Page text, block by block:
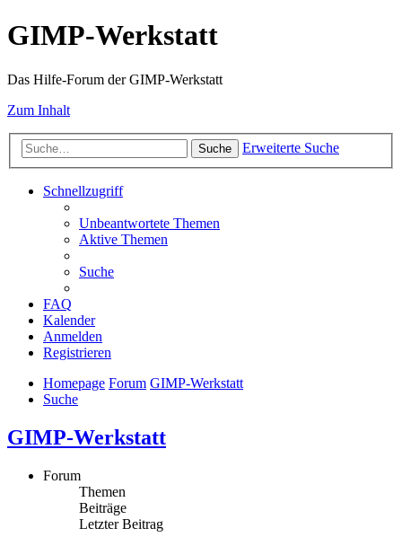
GIMP-Werkstatt
Das Hilfe-Forum der GIMP-Werkstatt
Zum Inhalt
Suche Erweiterte Suche
Schnellzugriff
Unbeantwortete Themen
Aktive Themen
Suche
FAQ
Kalender
Anmelden
Registrieren
Homepage Forum GIMP-Werkstatt
Suche
GIMP-Werkstatt
Forum
Themen
Beiträge
Letzter Beitrag